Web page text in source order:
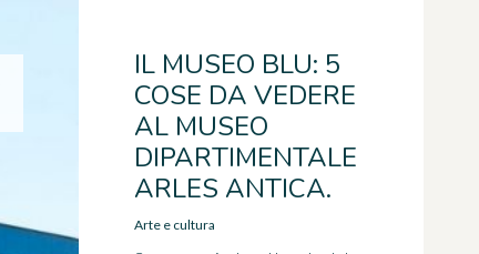
IL MUSEO BLU: 5
COSE DA VEDERE
AL MUSEO
DIPARTIMENTALE
ARLES ANTICA.
Arte e cultura